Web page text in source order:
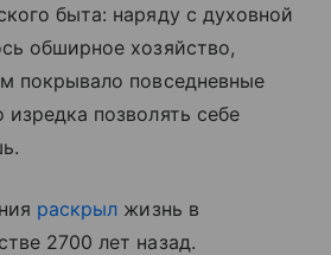
быта: наряду с духовной
обширное хозяйство,
покрывало повседневные
позволять себе
раскрыл жизнь в
2700 лет назад.